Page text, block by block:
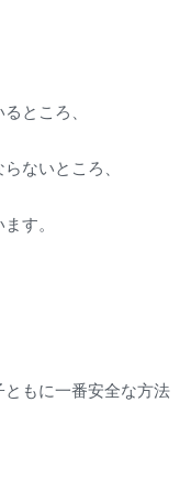
ところ、
ないところ、
す。
もに一番安全な方法